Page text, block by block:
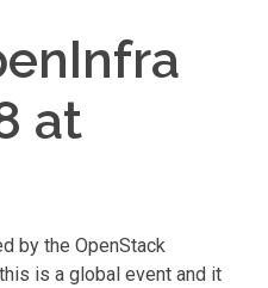
at
by the OpenStack
is a global event and it